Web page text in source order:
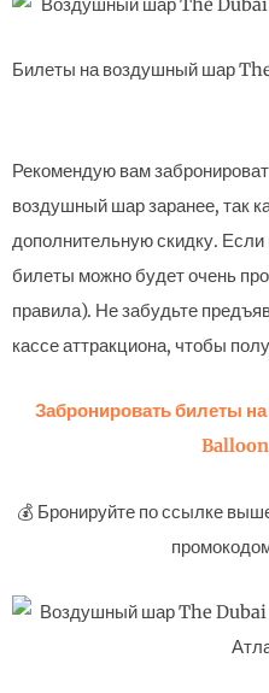
Билеты на воздушный шар
Рекомендую вам
воздушный шар заранее, так
дополнительную скидку.
билеты можно будет очень
правила). Не забудьте
кассе аттракциона, чтобы
Забронировать билеты
💰 Бронируйте по ссылке